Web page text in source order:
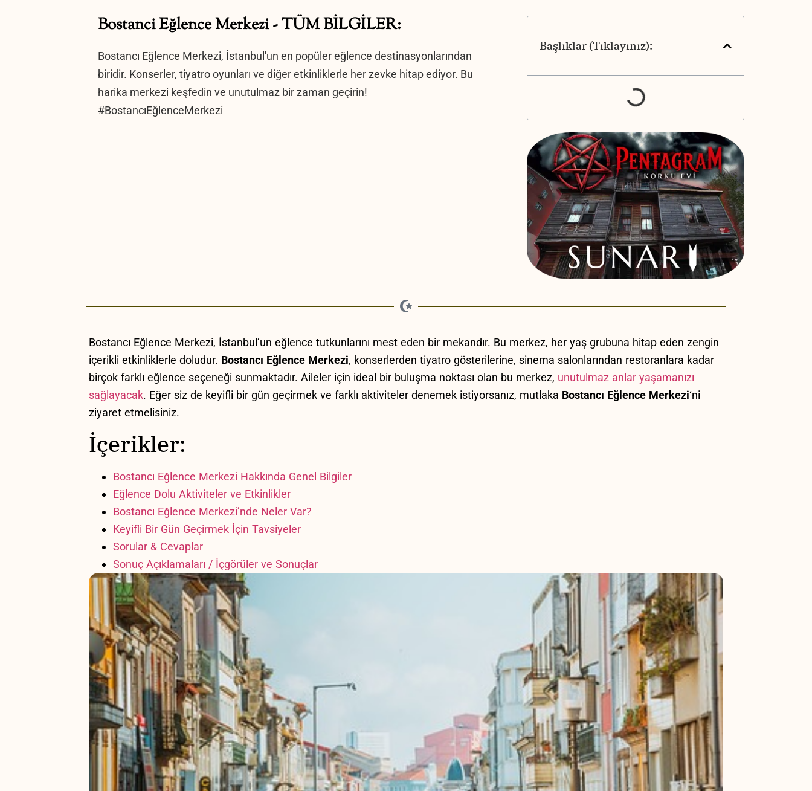
Bostanci Eğlence Merkezi - TÜM BİLGİLER:
Bostancı Eğlence Merkezi, İstanbul'un en popüler eğlence destinasyonlarından
biridir. Konserler, tiyatro oyunları ve diğer etkinliklerle her zevke hitap ediyor. Bu
harika merkezi keşfedin ve unutulmaz bir zaman geçirin!
#BostancıEğlenceMerkezi
Başlıklar (Tıklayınız):
‌Bostancı​ Eğlence​ Merkezi, İstanbul’un eğlence ⁤tutkunlarını mest⁢ eden bir mekandır. ⁤Bu⁤ merkez, her‍ yaş ‌grubuna hitap⁣ eden zengin
‌içerikli etkinliklerle doludur. Bostancı Eğlence Merkezi, konserlerden tiyatro gösterilerine, sinema salonlarından restoranlara ‍kadar
birçok ⁣farklı eğlence seçeneği⁣ sunmaktadır. Aileler için ideal bir⁣ buluşma ⁢noktası olan bu⁣ merkez, unutulmaz anlar yaşamanızı
sağlayacak. ​Eğer⁤ siz de keyifli bir ‌gün ⁣geçirmek ve farklı aktiviteler denemek istiyorsanız,​ mutlaka Bostancı Eğlence Merkezi‘ni ​
ziyaret etmelisiniz.
İçerikler:
Bostancı Eğlence Merkezi ‌Hakkında Genel​ Bilgiler
Eğlence ⁣Dolu Aktiviteler​ ve⁣ Etkinlikler
Bostancı Eğlence Merkezi’nde Neler Var?
Keyifli Bir Gün ⁢Geçirmek ​İçin Tavsiyeler
Sorular & Cevaplar
Sonuç‍ Açıklamaları / İçgörüler⁢ ve Sonuçlar